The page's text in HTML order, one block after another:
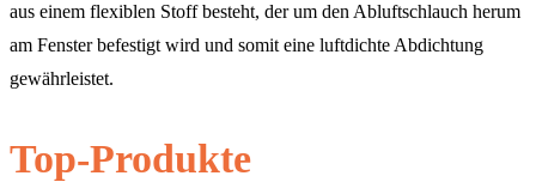
aus einem flexiblen Stoff besteht, der um den Abluftschlauch herum
am Fenster befestigt wird und somit eine luftdichte Abdichtung
gewährleistet.
Top-Produkte